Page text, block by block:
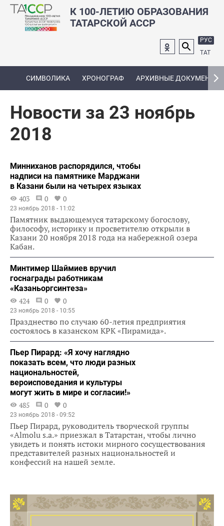
К 100-ЛЕТИЮ ОБРАЗОВАНИЯ
ТАТАРСКОЙ АССР
РУС
ТАТ
СИМВОЛИКА ХРОНОГРАФ АРХИВНЫЕ ДОКУМЕНТЫ
Новости за 23 ноябрь
2018
Минниханов распорядился, чтобы
надписи на памятнике Марджани
в Казани были на четырех языках
403
0 0
23 ноябрь 2018 - 11:02
Памятник выдающемуся татарскому богослову,
философу, историку и просветителю открыли в
Казани 20 ноября 2018 года на набережной озера
Кабан.
Минтимер Шаймиев вручил
госнаграды работникам
«Казаньоргсинтеза»
424
0 0
23 ноябрь 2018 - 10:55
Празднество по случаю 60-летия предприятия
состоялось в казанском КРК «Пирамида».
Пьер Пирард: «Я хочу наглядно
показать всем, что люди разных
национальностей,
вероисповедания и культуры
могут жить в мире и согласии!»
485
0 0
23 ноябрь 2018 - 09:52
Пьер Пирард, руководитель творческой группы
«Almolu s.a.» приезжал в Татарстан, чтобы лично
увидеть и понять истоки мирного сосуществования
представителей разных национальностей и
конфессий на нашей земле.